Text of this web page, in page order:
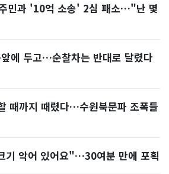
민과 '10억 소송' 2심 패소…"난 몇
에 두고…순찰차는 반대로 달렸다
때까지 때렸다…수원북문파 조폭들
기 악어 있어요"…30여분 만에 포획